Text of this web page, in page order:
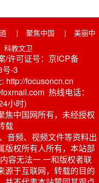
| 聚焦中国 |
美丽中
科教文卫
/许可证号：京ICP备
-3
http://focusoncn.cn
热线电话：
小时)
焦中国网所有，未经授权
载
音频、视频文件等资料出
版权所有人所有，本站部
容无法一 一和版权者联
源于互联网，转载的目的